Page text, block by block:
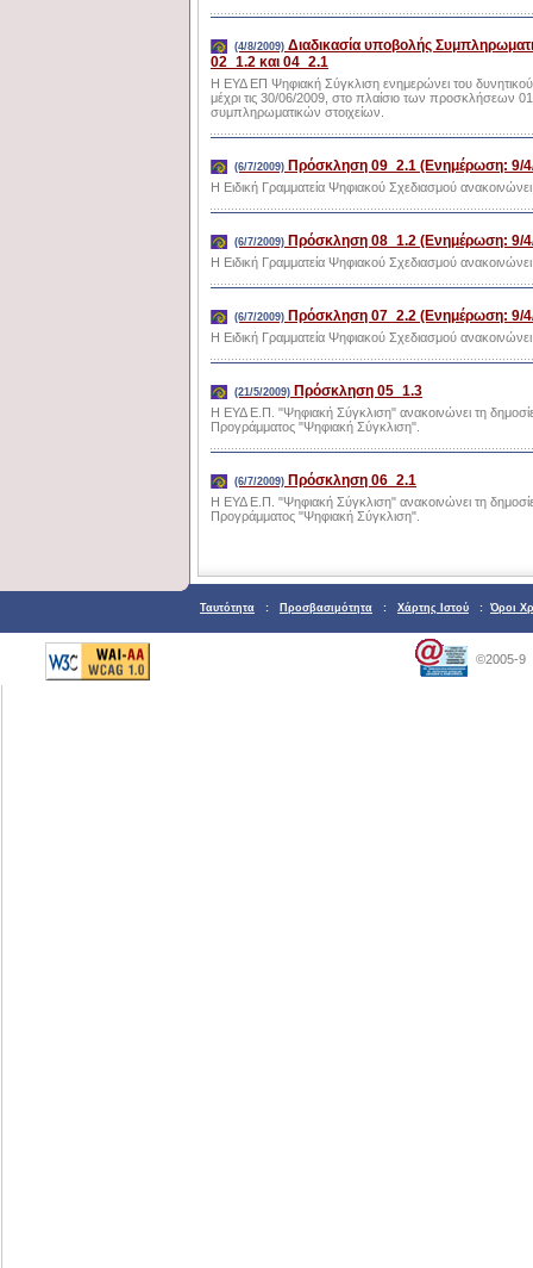
(4/8/2009) Διαδικασία υποβολής
02_1.2 και 04_2.1
Η ΕΥΔ ΕΠ Ψηφιακή Σύγκλιση ενημερώνει του
μέχρι τις 30/06/2009, στο πλαίσιο των προσκλήσεων
συμπληρωματικών στοιχείων.
(6/7/2009) Πρόσκληση 09_2.1 (Ενημέρωση: 9/
H Ειδική Γραμματεία Ψηφιακού Σχεδιασμού
(6/7/2009) Πρόσκληση 08_1.2 (Ενημέρωση: 9/
H Ειδική Γραμματεία Ψηφιακού Σχεδιασμού
(6/7/2009) Πρόσκληση 07_2.2 (Ενημέρωση: 9/
H Ειδική Γραμματεία Ψηφιακού Σχεδιασμού
(21/5/2009) Πρόσκληση 05_1.3
Η ΕΥΔ Ε.Π. "Ψηφιακή Σύγκλιση" ανακοινώνει τη
Προγράμματος "Ψηφιακή Σύγκλιση".
(6/7/2009) Πρόσκληση 06_2.1
Η ΕΥΔ Ε.Π. "Ψηφιακή Σύγκλιση" ανακοινώνει τη
Προγράμματος "Ψηφιακή Σύγκλιση".
Ταυτότητα : Προσβασιμότητα : Χάρτης Ιστού : Όροι
©2005-9